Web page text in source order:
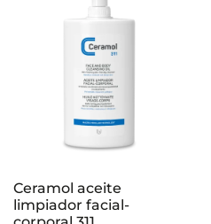
Ceramol aceite
limpiador facial-